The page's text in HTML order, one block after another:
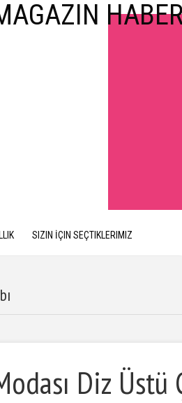
SIZIN İÇIN SEÇTIKLERIMIZ
Diz